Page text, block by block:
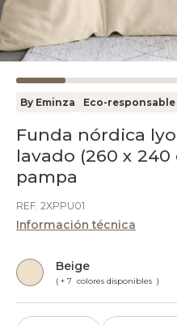
By Eminza Eco-responsable
Funda nórdica
lavado (260 x
pampa
REF. 2XPPU01
Información técnica
Beige
( + 7 colores disponibles )